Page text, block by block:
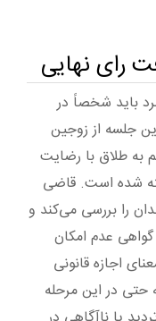
رای نهایی
باید شخصاً در
جلسه از زوجین
به طلاق با رضایت
شده است. قاضی
را بررسی می‌کند و
عدم امکان
اجازه قانونی
در این مرحله